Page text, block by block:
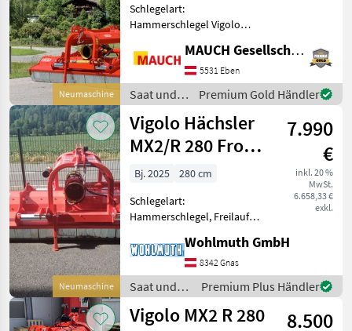
Neumaschine
Schlegelart:
Hammerschlegel Vigolo
Front/Heck, mit
Gelenkwelle, Gleitkufen,
Arbeitsbreite: 280cm,
Transportbreite: 299cm,
Leistungsbedarf: 80-150P
MAUCH Gesellschaft m.b.H. & Co.KG, Eben
5531 Eben
Saat und
Pflege /
Vigolo
Premium Gold Händler
Neumaschine
Vigolo Hächsler
MX2/R 280 Front-
Heck
7.990
€
inkl. 20 %
MwSt.
6.658,33 €
exkl.
Bj. 2025
280 cm
Schlegelart:
Hammerschlegel, Freilauf:
Seitenverschub:
hydraulisch, rückwärtige
Laufwalze Schlägelhächsler
Vigolo MX2/R 280 mit
Hämmer, Stützwalze
Wohlmuth GmbH
8342 Gnas
Saat und
Pflege /
Vigolo
Premium Plus Händler
Vigolo MX2 R 280 8.500